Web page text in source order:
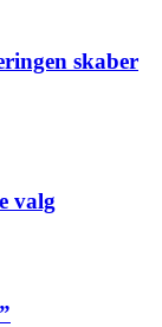
skaber
valg